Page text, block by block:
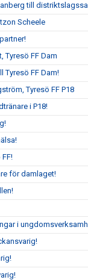
till
Scheele
Tyresö FF Dam
Tyresö FF Dam!
Tyresö FF P18
i P18!
för damlaget!
i